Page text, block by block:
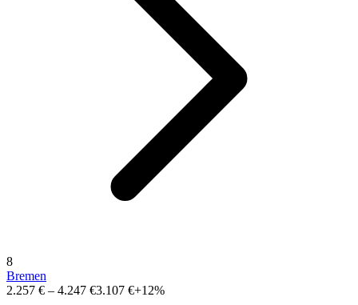
8
Bremen
2.257 € – 4.247 €3.107 €+12%